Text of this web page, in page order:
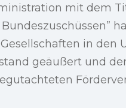
mit dem
in den
geäußert und